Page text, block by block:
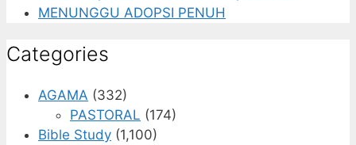
MENUNGGU ADOPSI PENUH
Categories
AGAMA (332)
PASTORAL (174)
Bible Study (1,100)